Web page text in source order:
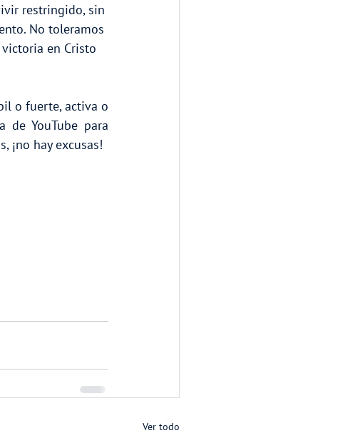
restringido, sin
No toleramos
en Cristo
o fuerte, activa o
de YouTube para
¡no hay excusas!
Ver todo